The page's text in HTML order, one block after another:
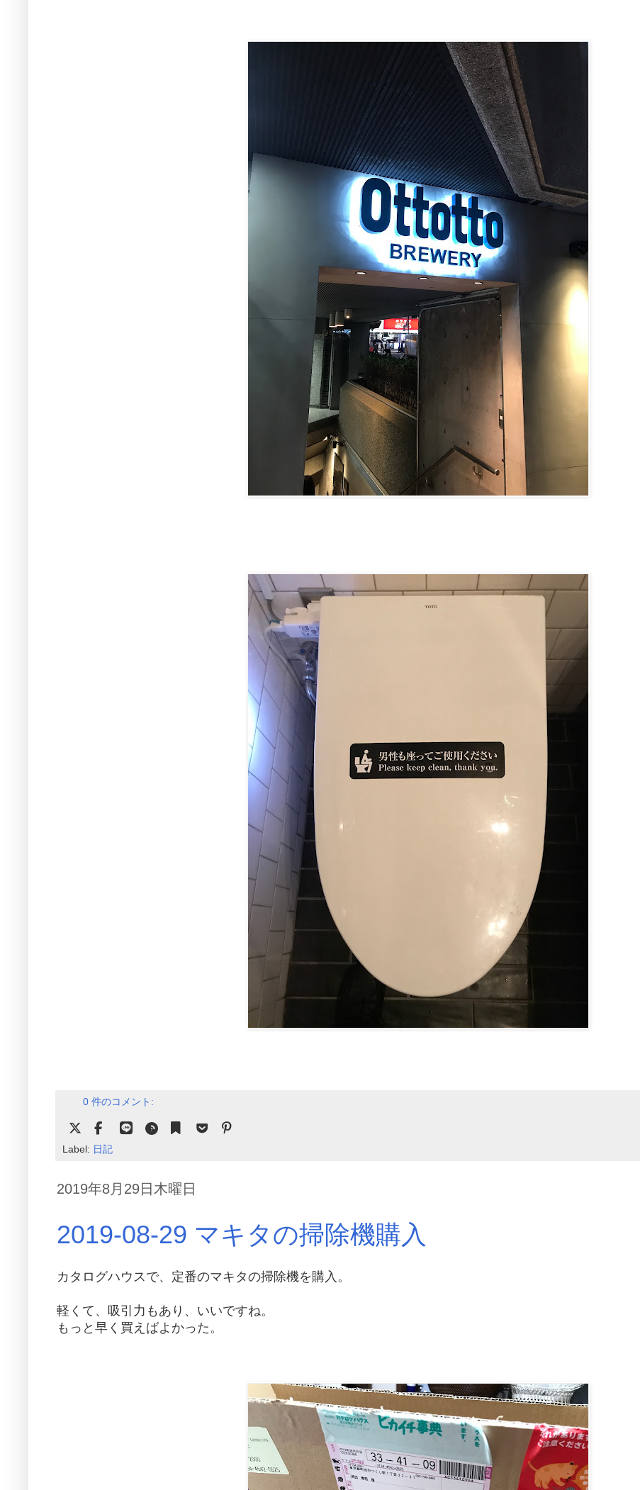
0 件のコメント:
Label: 日記
2019年8月29日木曜日
2019-08-29 マキタの掃除機購入
カタログハウスで、定番のマキタの掃除機を購入。
軽くて、吸引力もあり、いいですね。
もっと早く買えばよかった。